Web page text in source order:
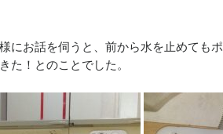
にお話を伺うと、前から水を止めても
た！とのことでした。